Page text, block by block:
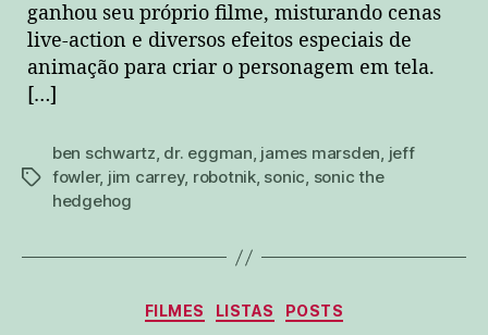
ganhou seu próprio filme, misturando cenas
live-action e diversos efeitos especiais de
animação para criar o personagem em tela.
[…]
tags
ben schwartz, dr. eggman, james marsden, jeff
fowler, jim carrey, robotnik, sonic, sonic the
hedgehog
Categorias
FILMES LISTAS POSTS